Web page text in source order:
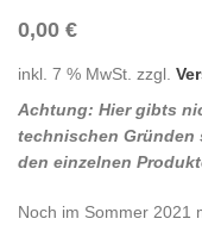
0,00 €
inkl. 7 % MwSt. zzgl.
Achtung: Hier gibts
technischen
den einzelnen
Noch im Sommer 2021